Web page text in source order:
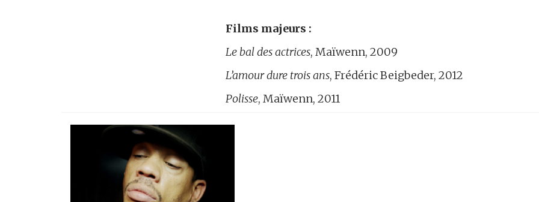
Films majeurs :
Le bal des actrices, Maïwenn, 2009
L’amour dure trois ans, Frédéric Beigbeder, 2012
Polisse, Maïwenn, 2011